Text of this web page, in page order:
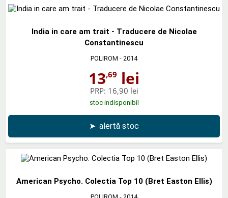
India in care am trait - Traducere de Nicolae
Constantinescu
POLIROM - 2014
13,69 lei
PRP: 16,90 lei
stoc indisponibil
➤ alertă stoc
American Psycho. Colectia Top 10 (Bret Easton Ellis)
POLIROM - 2014